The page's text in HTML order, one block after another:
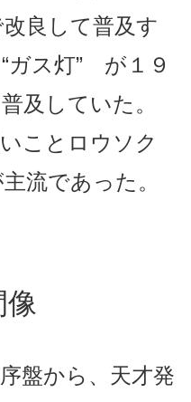
良して普及す
ス灯” が１９
及していた。
ことロウソク
流であった。
盤から、天才発